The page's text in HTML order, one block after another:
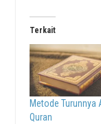
Terkait
Metode Turunnya
Quran